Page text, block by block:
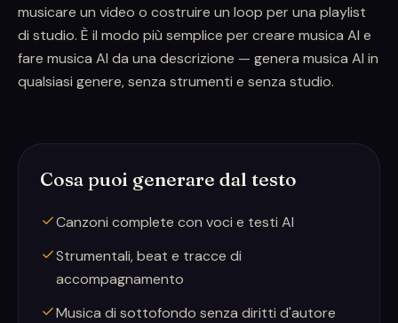
musicare un video o costruire un loop per una playlist
di studio. È il modo più semplice per creare musica AI e
fare musica AI da una descrizione — genera musica AI in
qualsiasi genere, senza strumenti e senza studio.
Cosa puoi generare dal testo
Canzoni complete con voci e testi AI
Strumentali, beat e tracce di
accompagnamento
Musica di sottofondo senza diritti d'autore